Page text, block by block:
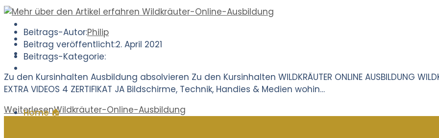
Home 🏠
Beitrags-Autor:Philip
Beitrag veröffentlicht:2. April 2021
Beitrags-Kategorie:
Zu den Kursinhalten Ausbildung absolvieren Zu den Kursinhalten WILDKRÄUTER ONLINE AUSBILDUNG
EXTRA VIDEOS 4 ZERTIFIKAT JA Bildschirme, Technik, Handies & Medien wohin…
WeiterlesenWildkräuter-Online-Ausbildung